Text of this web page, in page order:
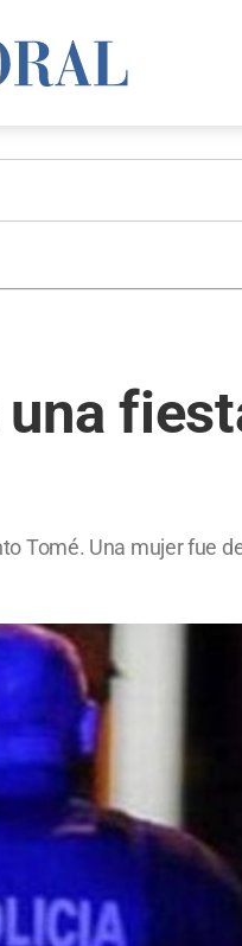
Tomé. Una mujer fue